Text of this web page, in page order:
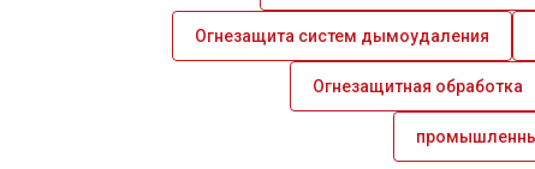
Огнезащита систем дымоудаления
Огнезащитная обработка